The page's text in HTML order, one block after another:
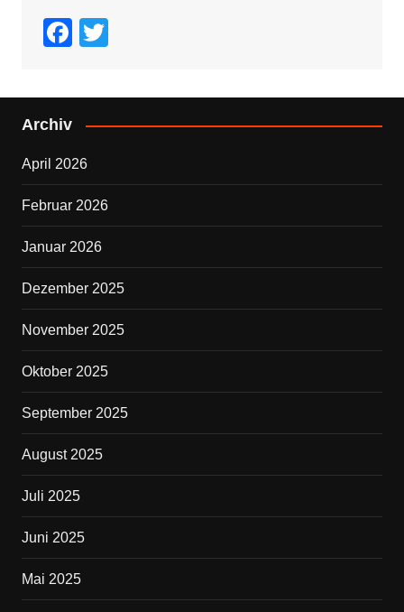
F
c
e
o
o
k
tt
er
Archiv
April 2026
Februar 2026
Januar 2026
Dezember 2025
November 2025
Oktober 2025
September 2025
August 2025
Juli 2025
Juni 2025
Mai 2025